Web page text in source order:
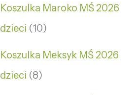
Koszulka Maroko MŚ 2026
dzieci 10
Koszulka Meksyk MŚ 2026
dzieci 8